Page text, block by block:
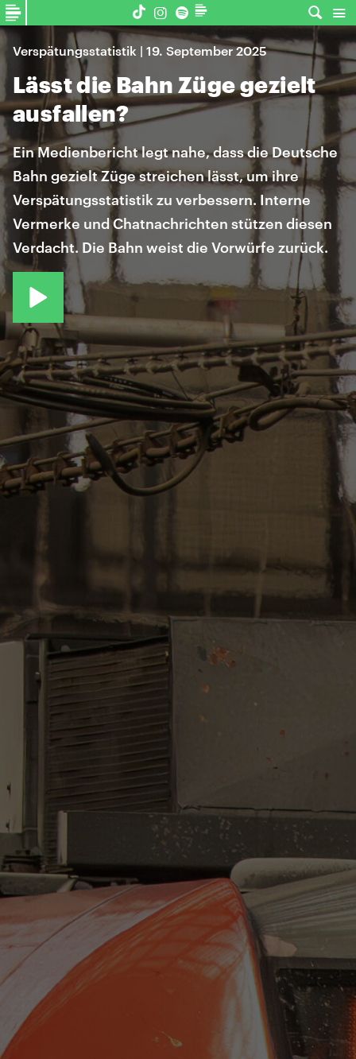
Verspätungsstatistik | 19. September 2025
Lässt die Bahn Züge gezielt
ausfallen?
Ein Medienbericht legt nahe, dass die Deutsche
Bahn gezielt Züge streichen lässt, um ihre
Verspätungsstatistik zu verbessern. Interne
Vermerke und Chatnachrichten stützen diesen
Verdacht. Die Bahn weist die Vorwürfe zurück.